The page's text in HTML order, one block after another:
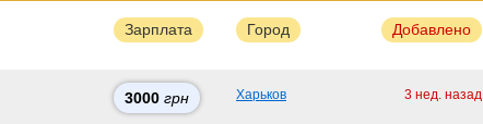
Зарплата Город Добавлено
3000 грн Харьков 3 нед. назад